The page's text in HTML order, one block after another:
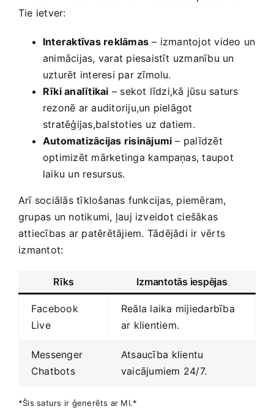
Tie ietver:
Interaktīvas reklāmas – izmantojot video un
animācijas, varat piesaistīt uzmanību un
uzturēt ‍interesi par zīmolu.
Rīki analītikai – ‌sekot līdzi,kā ​jūsu saturs
rezonē ar auditoriju,un pielāgot
stratēģijas,balstoties uz datiem.
Automatizācijas risinājumi – palīdzēt
optimizēt mārketinga kampaņas, taupot
laiku un resursus.
Arī sociālās tīklošanas funkcijas, piemēram,
grupas un notikumi,​ ļauj izveidot ciešākas
attiecības ar patērētājiem. ⁣Tādējādi ir vērts
⁣izmantot:
Rīks Izmantotās iespējas
Facebook
Live
Reāla laika mijiedarbība
ar klientiem.
Messenger
Chatbots
Atsaucība⁤ klientu
vaicājumiem 24/7.
*Šis saturs ir ģenerēts ar MI.*